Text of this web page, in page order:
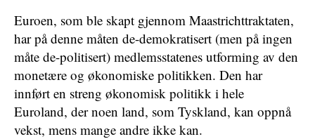
Euroen, som ble skapt gjennom Maastrichttraktaten,
har på denne måten de-demokratisert (men på ingen
måte de-politisert) medlemsstatenes utforming av den
monetære og økonomiske politikken. Den har
innført en streng økonomisk politikk i hele
Euroland, der noen land, som Tyskland, kan oppnå
vekst, mens mange andre ikke kan.